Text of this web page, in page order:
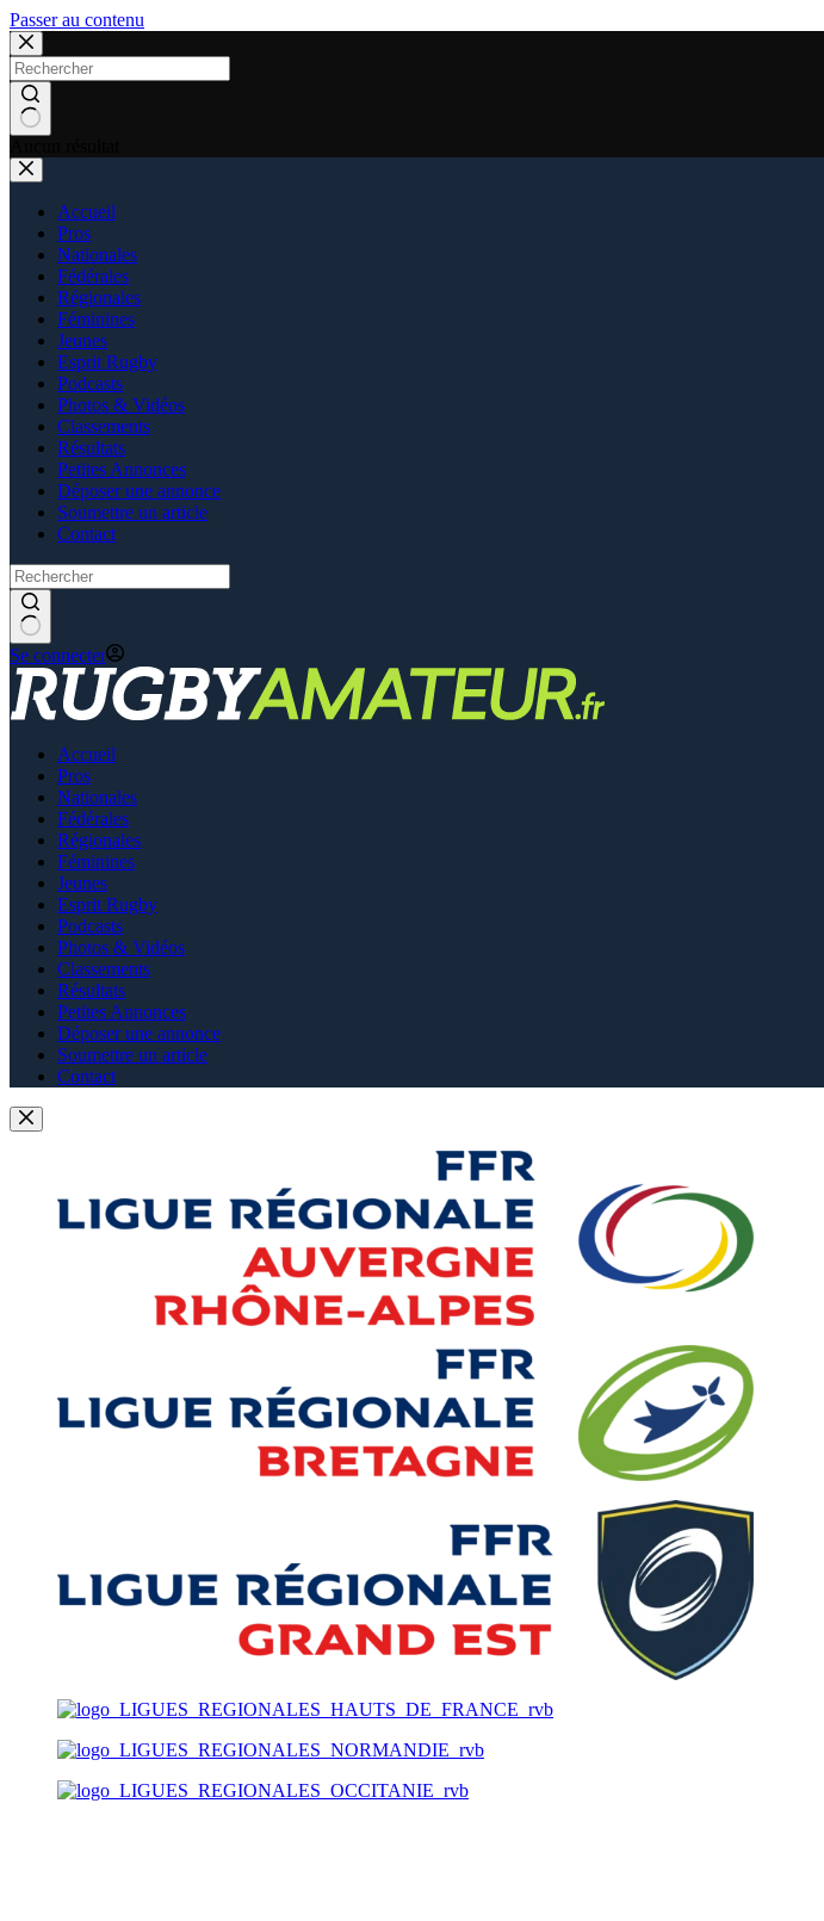
Passer au contenu
Accueil
Pros
Nationales
Fédérales
Régionales
Féminines
Jeunes
Esprit Rugby
Podcasts
Photos & Vidéos
Classements
Résultats
Petites Annonces
Déposer une annonce
Soumettre un article
Contact
Se connecter
Accueil
Pros
Nationales
Fédérales
Régionales
Féminines
Jeunes
Esprit Rugby
Podcasts
Photos & Vidéos
Classements
Résultats
Petites Annonces
Déposer une annonce
Soumettre un article
Contact